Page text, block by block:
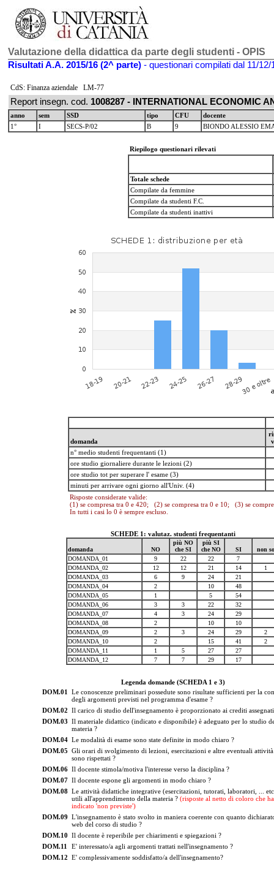
Valutazione della didattica da parte degli studenti - OPIS
Risultati A.A. 2015/16 (2^ parte) - questionari compilati dal 11/12/
CdS: Finanza aziendale LM-77
Report insegn. cod. 1008287 - INTERNATIONAL ECONOMIC
anno sem SSD tipo CFU
docente
1°
I SECS-P/02 B 9 BIONDO ALESSIO
Riepilogo questionari rilevati
Totale schede
Compilate da femmine
Compilate da studenti F.C.
Compilate da studenti inattivi
domanda
n° medio studenti frequentanti (1)
ore studio giornaliere durante le lezioni (2)
ore studio tot per superare l' esame (3)
minuti per arrivare ogni giorno all'Univ. (4)
Risposte considerate valide:
(1) se compresa tra 0 e 420; (2) se compresa tra 0 e 10; (3) se
In tutti i casi lo 0 è sempre escluso.
SCHEDE 1: valutaz. studenti frequentanti
domanda NO
più NO
che SI
più SI
che NO
SI
non so
DOMANDA_01
9 22 22
7
DOMANDA_02
12 12 21 14
1
DOMANDA_03
6 9 24
21
DOMANDA_04
2 10
48
DOMANDA_05
1 5
54
DOMANDA_06
3 3 22
32
DOMANDA_07
4 3 24
29
DOMANDA_08
2 10
10
DOMANDA_09
2 3 24 29
2
DOMANDA_10
2 15 41
2
DOMANDA_11
1 5 27
27
DOMANDA_12
7 7 29 17
Legenda domande (SCHEDA 1 e 3)
DOM.01
Le conoscenze preliminari possedute sono risultate sufficienti per la
degli argomenti previsti nel programma d'esame ?
DOM.02 Il carico di studio dell'insegnamento è proporzionato ai crediti
DOM.03 Il materiale didattico (indicato e disponibile) è adeguato per lo studio
materia ?
DOM.04 Le modalità di esame sono state definite in modo chiaro ?
DOM.05 Gli orari di svolgimento di lezioni, esercitazioni e altre eventuali
sono rispettati ?
DOM.06 Il docente stimola/motiva l'interesse verso la disciplina ?
DOM.07 Il docente espone gli argomenti in modo chiaro ?
DOM.08 Le attività didattiche integrative (esercitazioni, tutorati, laboratori, ...
utili all'apprendimento della materia ? (risposte al netto di coloro che
indicato 'non previste')
DOM.09 L'insegnamento è stato svolto in maniera coerente con quanto
web del corso di studio ?
DOM.10 Il docente è reperibile per chiarimenti e spiegazioni ?
DOM.11
E' interessato/a agli argomenti trattati nell'insegnamento ?
DOM.12 E' complessivamente soddisfatto/a dell'insegnamento?